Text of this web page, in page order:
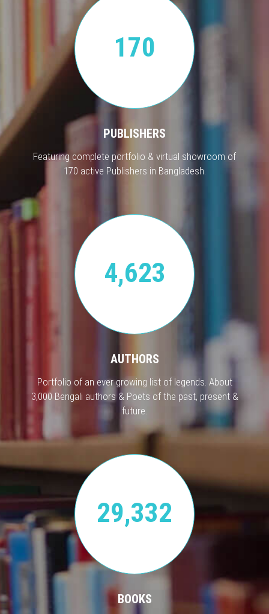
170
PUBLISHERS
Featuring complete portfolio & virtual showroom of
170 active Publishers in Bangladesh.
4,623
AUTHORS
Portfolio of an ever growing list of legends. About
3,000 Bengali authors & Poets of the past, present &
future.
29,332
BOOKS